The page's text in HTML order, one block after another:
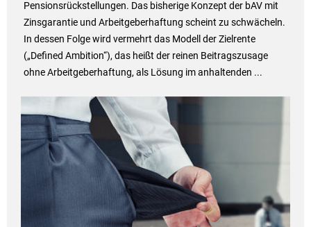
Pensionsrückstellungen. Das bisherige Konzept der bAV mit
Zinsgarantie und Arbeitgeberhaftung scheint zu schwächeln.
In dessen Folge wird vermehrt das Modell der Zielrente
(„Defined Ambition“), das heißt der reinen Beitragszusage
ohne Arbeitgeberhaftung, als Lösung im anhaltenden ...